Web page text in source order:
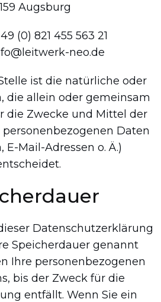
Augsburg
(0) 821 455 563 21
neo.de
ist die natürliche oder
die allein oder gemeinsam
die Zwecke und Mittel der
Daten
E-Mail-Adressen o. Ä.)
Datenschutzerklärung
Speicherdauer genannt
Ihre personenbezogenen
bis der Zweck für die
entfällt. Wenn Sie ein